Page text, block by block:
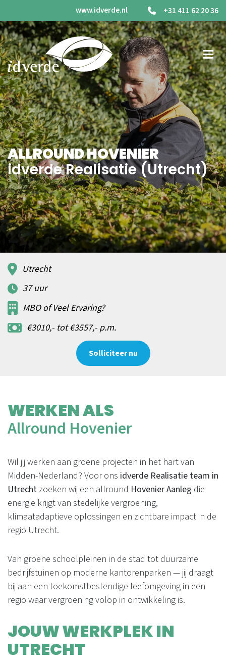
www.idverde.nl +31 411 62 20 36
ALLROUND HOVENIER
idverde Realisatie (Utrecht)
Utrecht
37 uur
MBO of Veel Ervaring?
€3010,- tot €3557,- p.m.
Solliciteer nu
WERKEN ALS
Allround Hovenier
Wil jij werken aan groene projecten in het hart van
Midden-Nederland? Voor ons idverde Realisatie team in
Utrecht zoeken wij een allround Hovenier Aanleg die
energie krijgt van stedelijke vergroening,
klimaatadaptieve oplossingen en zichtbare impact in de
regio Utrecht.
Van groene schoolpleinen in de stad tot duurzame
bedrijfstuinen op moderne kantorenparken — jij draagt
bij aan een toekomstbestendige leefomgeving in een
regio waar vergroening volop in ontwikkeling is.
JOUW WERKPLEK IN
UTRECHT